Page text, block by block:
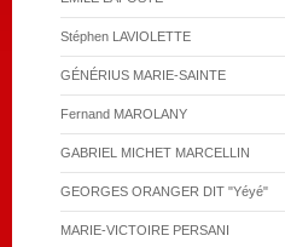
Stéphen LAVIOLETTE
GÉNÉRIUS MARIE-SAINTE
Fernand MAROLANY
GABRIEL MICHET MARCELLIN
GEORGES ORANGER DIT "Yéyé"
MARIE-VICTOIRE PERSANI